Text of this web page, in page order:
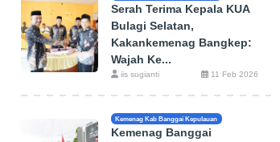
Serah Terima Kepala KUA
Bulagi Selatan,
Kakankemenag Bangkep:
Wajah Ke...
iis sugianti 11 Feb 2026
Kemenag Kab Banggai Kepulauan
Kemenag Banggai